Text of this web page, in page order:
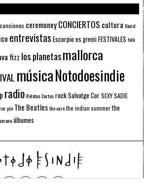
canciones ceremoneyCONCIERTOS cultura David
entrevistas Escorpioes gremiFESTIVALES folk
fizz los planetasmallorca
músicaNotodoesindie
radioRelatos CortosrockSalvatge CorSEXY SADIE
pie The Beatlesthe curethe indian summerthe
veranoálbumes